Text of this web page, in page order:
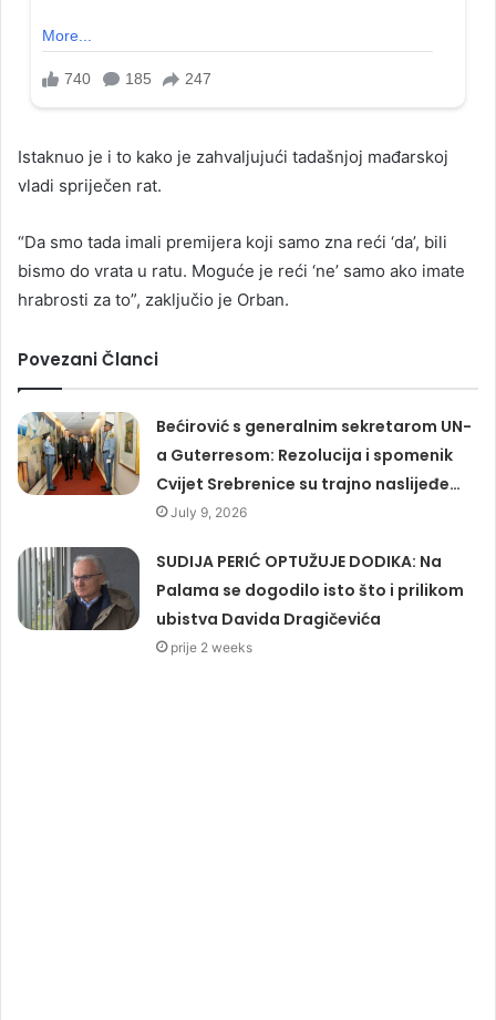
Istaknuo je i to kako je zahvaljujući tadašnjoj mađarskoj
vladi spriječen rat.
“Da smo tada imali premijera koji samo zna reći ‘da’, bili
bismo do vrata u ratu. Moguće je reći ‘ne’ samo ako imate
hrabrosti za to”, zaključio je Orban.
Povezani Članci
Bećirović s generalnim sekretarom UN-
a Guterresom: Rezolucija i spomenik
Cvijet Srebrenice su trajno naslijeđe…
July 9, 2026
SUDIJA PERIĆ OPTUŽUJE DODIKA: Na
Palama se dogodilo isto što i prilikom
ubistva Davida Dragičevića
prije 2 weeks